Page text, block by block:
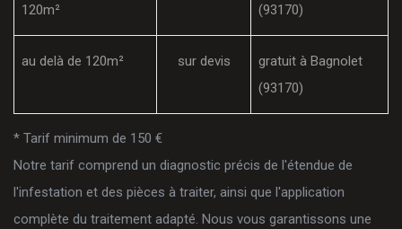
120m²
(93170)
au delà de 120m² sur devis
gratuit à Bagnolet
(93170)
* Tarif minimum de 150 €
Notre tarif comprend un diagnostic précis de l'étendue de
l'infestation et des pièces à traiter, ainsi que l'application
complète du traitement adapté. Nous vous garantissons une